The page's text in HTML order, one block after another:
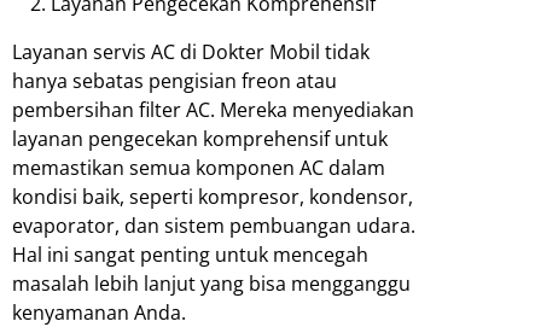
Layanan servis AC di Dokter Mobil tidak
hanya sebatas pengisian freon atau
pembersihan filter AC. Mereka menyediakan
layanan pengecekan komprehensif untuk
memastikan semua komponen AC dalam
kondisi baik, seperti kompresor, kondensor,
evaporator, dan sistem pembuangan udara.
Hal ini sangat penting untuk mencegah
masalah lebih lanjut yang bisa mengganggu
kenyamanan Anda.